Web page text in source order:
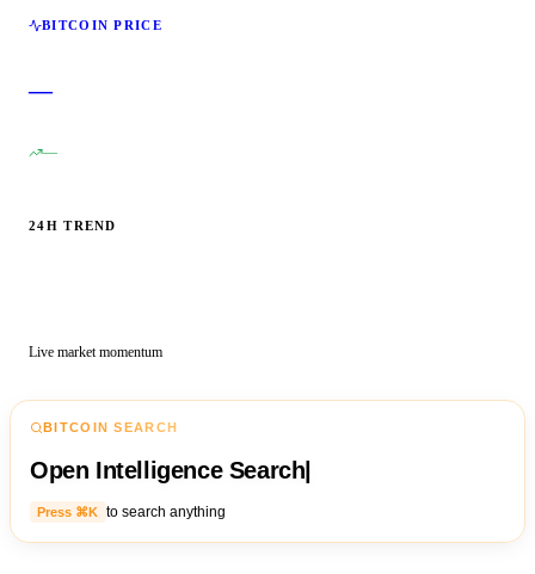
BITCOIN PRICE
—
—
24H TREND
Live market momentum
BITCOIN SEARCH
Open Intelligence Search|
Press ⌘K to search anything